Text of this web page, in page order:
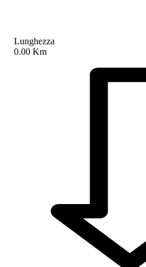
Lunghezza
0.00 Km